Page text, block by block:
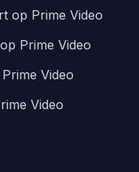
op Prime Video
Prime Video
Video
Video